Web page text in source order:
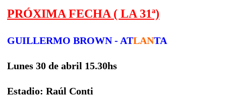
PRÓXIMA FECHA ( LA 31ª)
GUILLERMO BROWN - ATLANTA
Lunes 30 de abril 15.30hs
Estadio: Raúl Conti